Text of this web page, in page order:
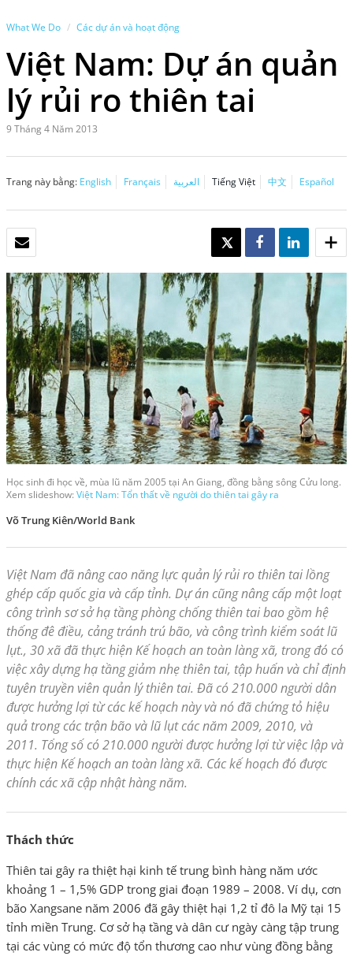
What We Do Các dự án và hoạt động
Việt Nam: Dự án quản
lý rủi ro thiên tai
9 Tháng 4 Năm 2013
Trang này bằng: English Français العربية Tiếng Việt 中文 Español
TWEET SHARE SHARE
Học sinh đi học về, mùa lũ năm 2005 tại An Giang, đồng bằng sông Cửu long.
Xem slideshow: Việt Nam: Tổn thất về người do thiên tai gây ra
Võ Trung Kiên/World Bank
Việt Nam đã nâng cao năng lực quản lý rủi ro thiên tai lồng
ghép cấp quốc gia và cấp tỉnh. Dự án cũng nâng cấp một loạt
công trình sơ sở hạ tầng phòng chống thiên tai bao gồm hệ
thống đê điều, cảng tránh trú bão, và công trình kiểm soát lũ
lụt., 30 xã đã thực hiện Kế hoạch an toàn làng xã, trong đó có
việc xây dựng hạ tầng giảm nhẹ thiên tai, tập huấn và chỉ định
tuyên truyền viên quản lý thiên tai. Đã có 210.000 người dân
được hưởng lợi từ các kế hoạch này và nó đã chứng tỏ hiệu
quả trong các trận bão và lũ lụt các năm 2009, 2010, và
2011. Tổng số có 210.000 người được hưởng lợi từ việc lập và
thực hiện Kế hoạch an toàn làng xã. Các kế hoạch đó được
chính các xã cập nhật hàng năm.
Thách thức
Thiên tai gây ra thiệt hại kinh tế trung bình hàng năm ước
khoảng 1 – 1,5% GDP trong giai đoạn 1989 – 2008. Ví dụ, cơn
bão Xangsane năm 2006 đã gây thiệt hại 1,2 tỉ đô la Mỹ tại 15
tỉnh miền Trung. Cơ sở hạ tầng và dân cư ngày càng tập trung
tại các vùng có mức độ tổn thương cao như vùng đồng bằng